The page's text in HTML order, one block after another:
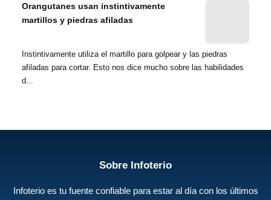
Orangutanes usan instintivamente
martillos y piedras afiladas
Instintivamente utiliza el martillo para golpear y las piedras
afiladas para cortar. Esto nos dice mucho sobre las habilidades
d...
Sobre Infoterio
Infoterio es tu fuente confiable para estar al día con los últimos